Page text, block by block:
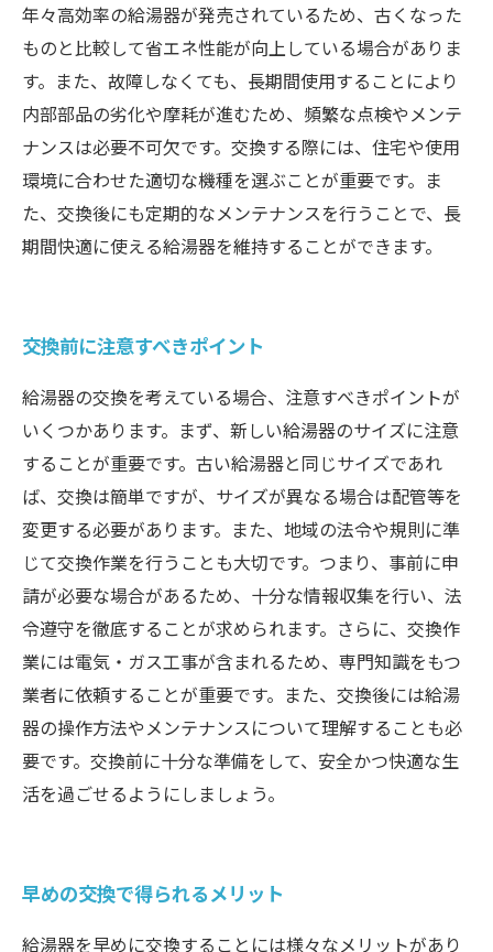
年々高効率の給湯器が発売されているため、古くなった
ものと比較して省エネ性能が向上している場合がありま
す。また、故障しなくても、長期間使用することにより
内部部品の劣化や摩耗が進むため、頻繁な点検やメンテ
ナンスは必要不可欠です。交換する際には、住宅や使用
環境に合わせた適切な機種を選ぶことが重要です。ま
た、交換後にも定期的なメンテナンスを行うことで、長
期間快適に使える給湯器を維持することができます。
交換前に注意すべきポイント
給湯器の交換を考えている場合、注意すべきポイントが
いくつかあります。まず、新しい給湯器のサイズに注意
することが重要です。古い給湯器と同じサイズであれ
ば、交換は簡単ですが、サイズが異なる場合は配管等を
変更する必要があります。また、地域の法令や規則に準
じて交換作業を行うことも大切です。つまり、事前に申
請が必要な場合があるため、十分な情報収集を行い、法
令遵守を徹底することが求められます。さらに、交換作
業には電気・ガス工事が含まれるため、専門知識をもつ
業者に依頼することが重要です。また、交換後には給湯
器の操作方法やメンテナンスについて理解することも必
要です。交換前に十分な準備をして、安全かつ快適な生
活を過ごせるようにしましょう。
早めの交換で得られるメリット
給湯器を早めに交換することには様々なメリットがあり